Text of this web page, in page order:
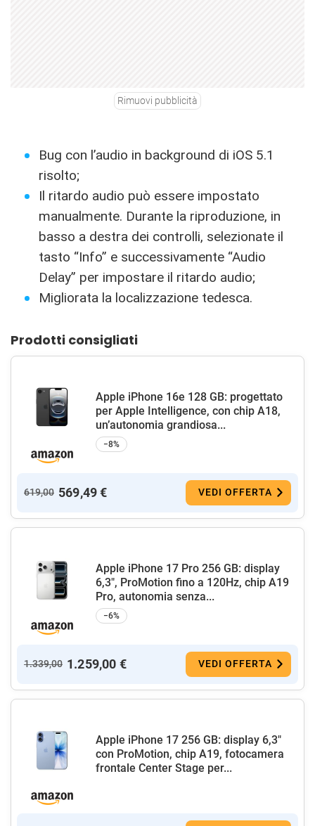
Rimuovi pubblicità
Bug con l’audio in background di iOS 5.1
risolto;
Il ritardo audio può essere impostato
manualmente. Durante la riproduzione, in
basso a destra dei controlli, selezionate il
tasto “Info” e successivamente “Audio
Delay” per impostare il ritardo audio;
Migliorata la localizzazione tedesca.
Prodotti consigliati
Apple iPhone 16e 128 GB: progettato
per Apple Intelligence, con chip A18,
un’autonomia grandiosa...
−8%
619,00 569,49 € VEDI OFFERTA
Apple iPhone 17 Pro 256 GB: display
6,3", ProMotion fino a 120Hz, chip A19
Pro, autonomia senza...
−6%
1.339,00 1.259,00 € VEDI OFFERTA
Apple iPhone 17 256 GB: display 6,3"
con ProMotion, chip A19, fotocamera
frontale Center Stage per...